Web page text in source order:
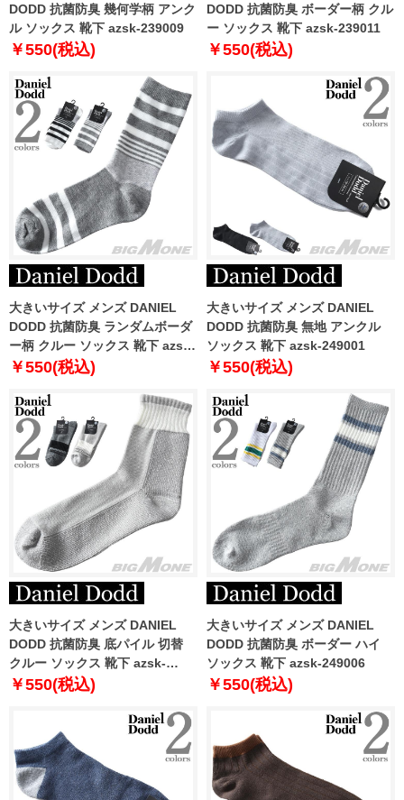
DODD 抗菌防臭 幾何学柄 アンク
ル ソックス 靴下 azsk-239009
￥550(税込)
DODD 抗菌防臭 ボーダー柄 クル
ー ソックス 靴下 azsk-239011
￥550(税込)
大きいサイズ メンズ DANIEL
DODD 抗菌防臭 ランダムボーダ
ー柄 クルー ソックス 靴下 azsk-
239012
￥550(税込)
大きいサイズ メンズ DANIEL
DODD 抗菌防臭 無地 アンクル
ソックス 靴下 azsk-249001
￥550(税込)
大きいサイズ メンズ DANIEL
DODD 抗菌防臭 底パイル 切替
クルー ソックス 靴下 azsk-
249004
￥550(税込)
大きいサイズ メンズ DANIEL
DODD 抗菌防臭 ボーダー ハイ
ソックス 靴下 azsk-249006
￥550(税込)